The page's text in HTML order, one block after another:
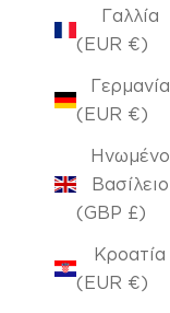
Γαλλία
(EUR €)
Γερμανία
(EUR €)
Ηνωμένο
Βασίλειο
(GBP £)
Κροατία
(EUR €)